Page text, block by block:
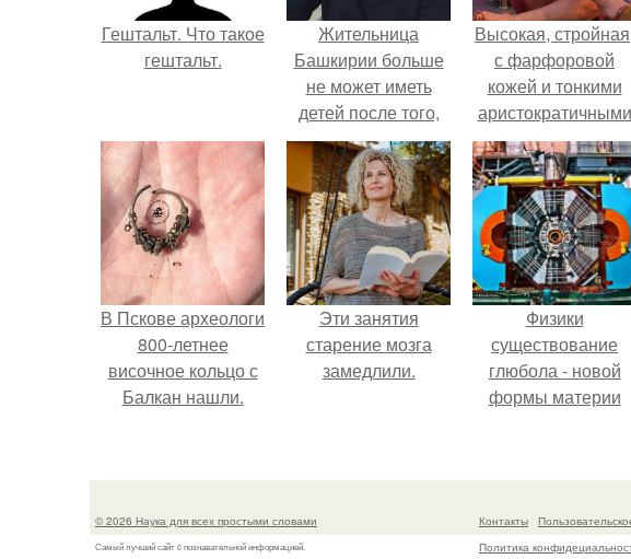
Гештальт. Что такое
гештальт.
Жительница
Башкирии больше
не может иметь
детей после того,
как медики сделали
ей аборт на шестом
месяце
беременности и
оставили в матке
плаценту.
Высокая,
с фарфоровой
кожей и тонкими
аристократичными
чертами, эль
выглядит так,
сошла с полотна
художника.
В Пскове археологи
800-летнее
височное кольцо с
Балкан нашли.
Эти занятия
старение мозга
замедлили.
Физики
существование
глюбола - новой
формы материи
© 2026 Наука для всех простыми словами
Самый лучший сайт c познавательной информацией.
Контакты
Политика